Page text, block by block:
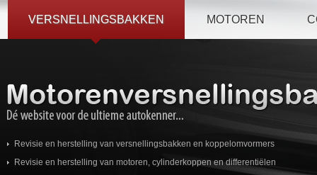
VERSNELLINGSBAKKEN MOTOREN
Revisie en herstelling van versnellingsbakken en koppelomvormers
Revisie en herstelling van motoren, cylinderkoppen en differentiëlen